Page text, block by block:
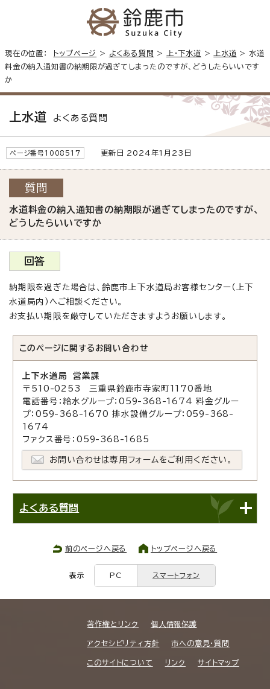
現在の位置： トップページ > よくある質問 > 上・下水道 > 上水道 > 水道
料金の納入通知書の納期限が過ぎてしまったのですが、どうしたらいいです
か
上水道 よくある質問
ページ番号1008517 更新日 2024年1月23日
質問
水道料金の納入通知書の納期限が過ぎてしまったのですが、
どうしたらいいですか
回答
納期限を過ぎた場合は、鈴鹿市上下水道局お客様センター（上下
水道局内）へご相談ください。
お支払い期限を厳守していただきますようお願いします。
このページに関する お問い合わせ
上下水道局 営業課
〒510-0253 三重県鈴鹿市寺家町1170番地
電話番号：給水グループ：059-368-1674 料金グルー
プ：059-368-1670 排水設備グループ：059-368-
1674
ファクス番号：059-368-1685
お問い合わせは専用フォームをご利用ください。
よくある質問
前のページへ戻る トップページへ戻る
表示 PC スマートフォン
著作権とリンク 個人情報保護
アクセシビリティ方針 市への意見・質問
このサイトについて リンク サイトマップ